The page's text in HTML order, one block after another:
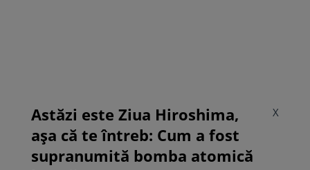
X
Astăzi este Ziua Hiroshima,
așa că te întreb: Cum a fost
supranumită bomba atomică